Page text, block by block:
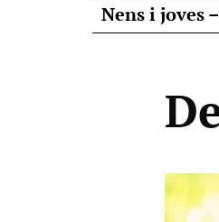
Nens i joves –